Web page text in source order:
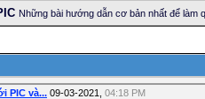
Những bài hướng dẫn cơ bản nhất để làm
PIC và... 09-03-2021, 04:18 PM